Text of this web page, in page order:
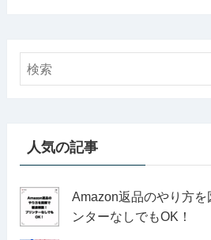
人気の記事
Amazon返品のやり方を
ンターなしでもOK！